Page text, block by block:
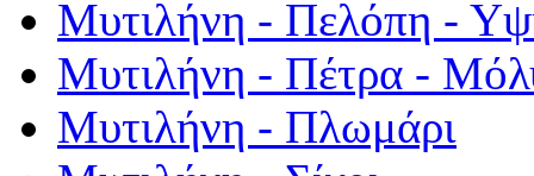
Μυτιλήνη - Πελόπη -
Μυτιλήνη - Πέτρα -
Μυτιλήνη - Πλωμάρι